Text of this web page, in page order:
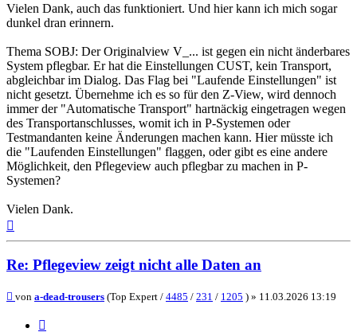
Vielen Dank, auch das funktioniert. Und hier kann ich mich sogar
dunkel dran erinnern.
Thema SOBJ: Der Originalview V_... ist gegen ein nicht änderbares
System pflegbar. Er hat die Einstellungen CUST, kein Transport,
abgleichbar im Dialog. Das Flag bei "Laufende Einstellungen" ist
nicht gesetzt. Übernehme ich es so für den Z-View, wird dennoch
immer der "Automatische Transport" hartnäckig eingetragen wegen
des Transportanschlusses, womit ich in P-Systemen oder
Testmandanten keine Änderungen machen kann. Hier müsste ich
die "Laufenden Einstellungen" flaggen, oder gibt es eine andere
Möglichkeit, den Pflegeview auch pflegbar zu machen in P-
Systemen?
Vielen Dank.
Re: Pflegeview zeigt nicht alle Daten an
Beitrag
von a-dead-trousers (Top Expert / 4485 / 231 / 1205 ) » 11.03.2026 13:19